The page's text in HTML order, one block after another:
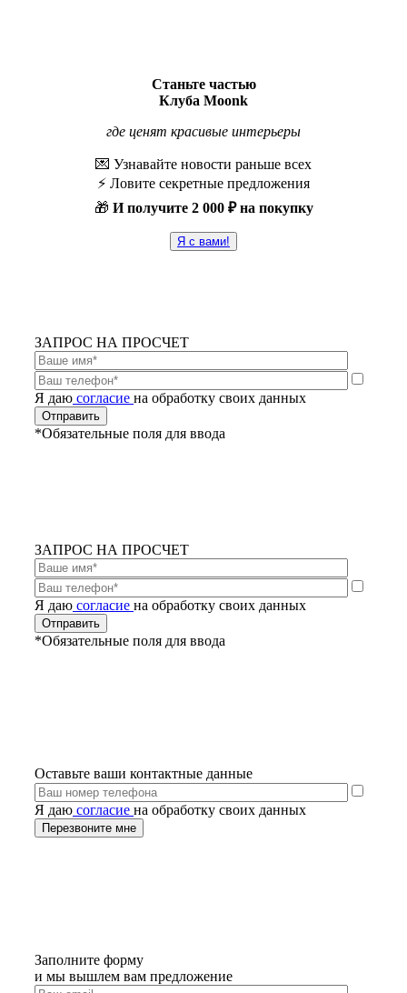
Станьте частью
Клуба Moonk
где ценят красивые интерьеры
💌 Узнавайте новости раньше всех
⚡️ Ловите секретные предложения
🎁 И получите 2 000 ₽ на покупку
Я с вами!
ЗАПРОС НА ПРОСЧЕТ
Я даю согласие на обработку своих данных
*Обязательные поля для ввода
ЗАПРОС НА ПРОСЧЕТ
Я даю согласие на обработку своих данных
*Обязательные поля для ввода
Оставьте ваши контактные данные
Я даю согласие на обработку своих данных
Заполните форму
и мы вышлем вам предложение